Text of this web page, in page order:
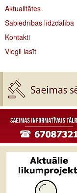
Aktualitātes
Sabiedrības līdzdalība
Kontakti
Viegli lasīt